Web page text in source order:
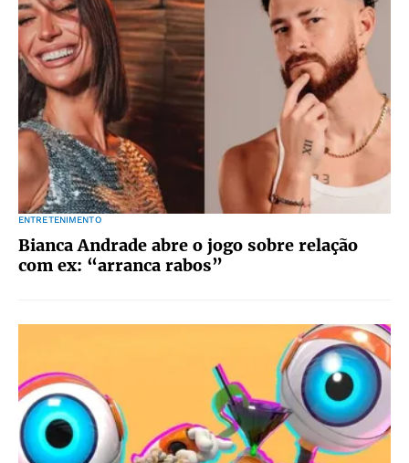
ENTRETENIMENTO
Bianca Andrade abre o jogo sobre relação
com ex: “arranca rabos”